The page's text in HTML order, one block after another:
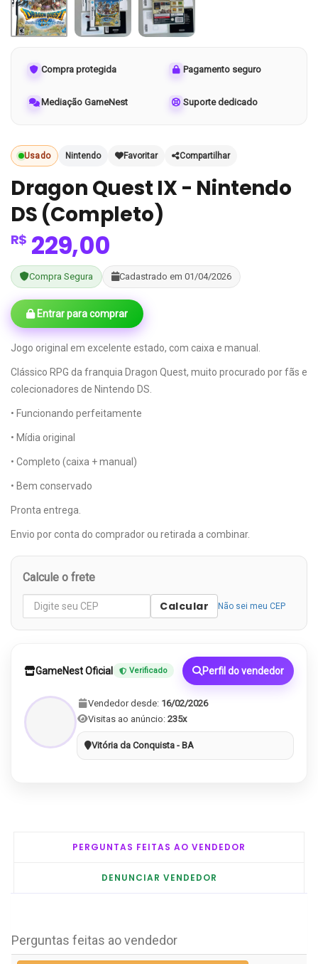
Compra protegida Pagamento seguro
Mediação GameNest Suporte dedicado
Usado Nintendo Favoritar Compartilhar
Dragon Quest IX - Nintendo
DS (Completo)
R$ 229,00
Compra Segura Cadastrado em 01/04/2026
Entrar para comprar
Jogo original em excelente estado, com caixa e manual.
Clássico RPG da franquia Dragon Quest, muito procurado por fãs e
colecionadores de Nintendo DS.
• Funcionando perfeitamente
• Mídia original
• Completo (caixa + manual)
• Bem conservado
Pronta entrega.
Envio por conta do comprador ou retirada a combinar.
Calcule o frete
Calcular Não sei meu CEP
GameNest Oficial Verificado Perfil do vendedor
Vendedor desde: 16/02/2026
Visitas ao anúncio: 235x
Vitória da Conquista - BA
PERGUNTAS FEITAS AO VENDEDOR
DENUNCIAR VENDEDOR
Perguntas feitas ao vendedor